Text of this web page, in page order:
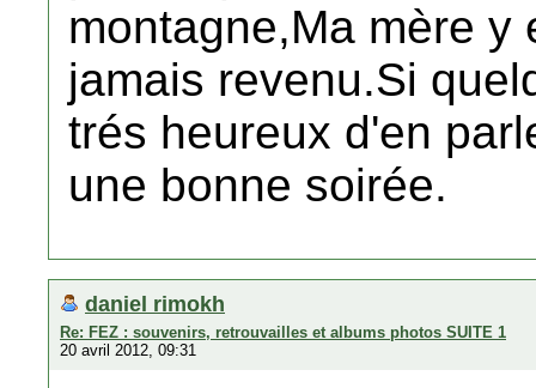
montagne,Ma mère y
jamais revenu.Si
trés heureux d'en
une bonne soirée.
daniel rimokh
Re: FEZ : souvenirs, retrouvailles et albums photos SUITE 1
20 avril 2012, 09:31